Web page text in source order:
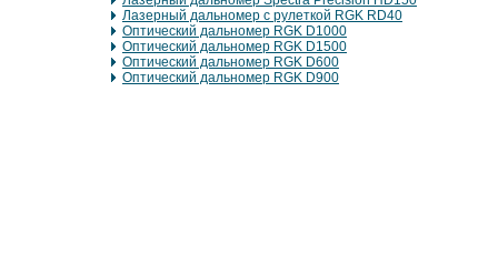
Лазерный дальномер с рулеткой RGK RD40
Оптический дальномер RGK D1000
Оптический дальномер RGK D1500
Оптический дальномер RGK D600
Оптический дальномер RGK D900